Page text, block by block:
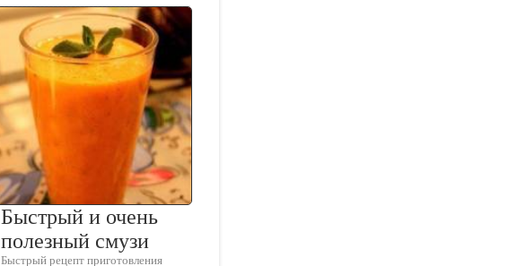
Быстрый и очень
полезный смузи
Быстрый рецепт приготовления